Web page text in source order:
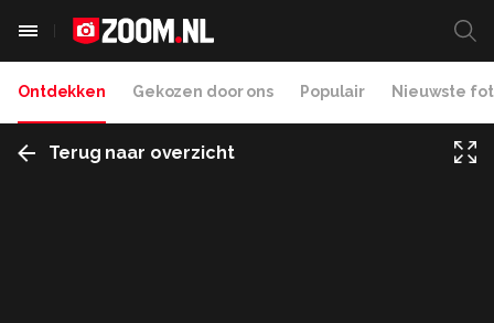
Ontdekken Gekozen door ons Populair Nieuwste
Terug naar overzicht